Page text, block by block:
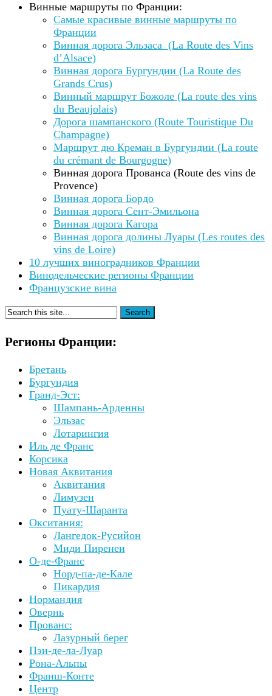
Винные маршруты по Франции:
Самые красивые винные маршруты по
Франции
Винная дорога Эльзаса (La Route des Vins
d’Alsace)
Винная дорога Бургундии (La Route des
Grands Crus)
Винный маршрут Божоле (La route des vins
du Beaujolais)
Дорога шампанского (Route Touristique Du
Champagne)
Маршрут дю Креман в Бургундии (La route
du crémant de Bourgogne)
Винная дорога Прованса (Route des vins de
Provence)
Винная дорога Бордо
Винная дорога Сент-Эмильона
Винная дорога Кагора
Винная дорога долины Луары (Les routes des
vins de Loire)
10 лучших виноградников Франции
Винодельческие регионы Франции
Французские вина
Регионы Франции:
Бретань
Бургундия
Гранд-Эст:
Шампань-Арденны
Эльзас
Лотарингия
Иль де Франс
Корсика
Новая Аквитания
Аквитания
Лимузен
Пуату-Шаранта
Окситания:
Лангедок-Русийон
Миди Пиренеи
О-де-Франс
Норд-па-де-Кале
Пикардия
Нормандия
Овернь
Прованс:
Лазурный берег
Пэи-де-ла-Луар
Рона-Альпы
Франш-Конте
Центр